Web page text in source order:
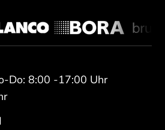
Do: 8:00 -17:00 Uhr